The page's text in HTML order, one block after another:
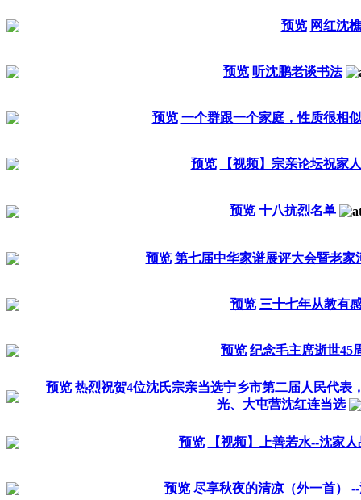
预览 网红沈樵
预览 听沈鹏老谈书法
预览 一个群跟一个家庭，性质很相
预览 【视频】宗亲论坛祝家
预览 十八抗烈名单
预览 第七届中华家谱展评大会暨老家
预览 三十七年从教有
预览 纪念毛主席逝世45
预览 热烈祝贺4位沈氏宗亲当选宁乡市第二届人民代表
光、大屯营沈红连当选
预览 【视频】上善若水--沈家
预览 尽享秋夜的清凉（外一首）